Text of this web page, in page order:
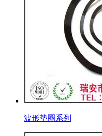
波形垫圈系列